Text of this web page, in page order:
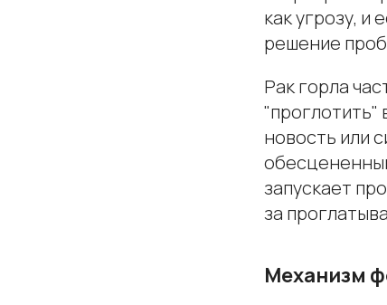
как угрозу,
решение
Рак горла
новость или
запускает
за
Механизм